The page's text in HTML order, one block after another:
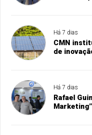
Há 7 dias
CMN
de
Há 7 dias
Rafael